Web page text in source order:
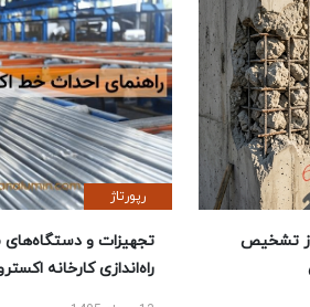
تشخیص
رپورتاژ
تجهیزات و دستگاه‌های
راه‌اندازی کارخانه